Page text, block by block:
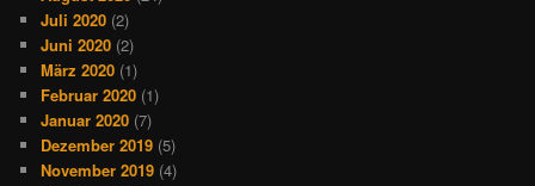
Juli 2020 (2)
Juni 2020 (2)
März 2020 (1)
Februar 2020 (1)
Januar 2020 (7)
Dezember 2019 (5)
November 2019 (4)